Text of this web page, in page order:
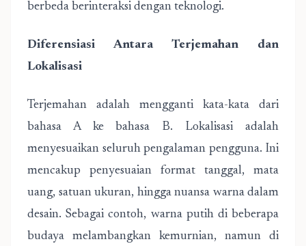
berbeda berinteraksi dengan teknologi.
Diferensiasi Antara Terjemahan dan
Lokalisasi
Terjemahan adalah mengganti kata-kata dari
bahasa A ke bahasa B. Lokalisasi adalah
menyesuaikan seluruh pengalaman pengguna. Ini
mencakup penyesuaian format tanggal, mata
uang, satuan ukuran, hingga nuansa warna dalam
desain. Sebagai contoh, warna putih di beberapa
budaya melambangkan kemurnian, namun di